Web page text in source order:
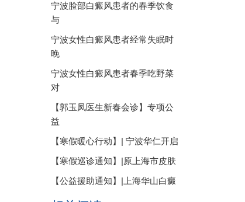
宁波脸部白癜风患者的春季饮食
与
宁波女性白癜风患者经常失眠时
晚
宁波女性白癜风患者春季吃野菜
对
【郭玉凤医生新春会诊】专项公
益
【寒假暖心行动】| 宁波华仁开启
【寒假巡诊通知】|原上海市皮肤
【公益援助通知】|上海华山白癜